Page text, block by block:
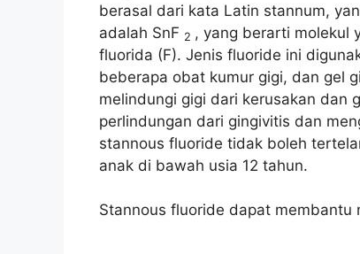
berasal dari kata Latin stannum,
adalah SnF 2 , yang berarti molekul
fluorida (F). Jenis fluoride ini
beberapa obat kumur gigi, dan gel
melindungi gigi dari kerusakan dan
perlindungan dari gingivitis dan
stannous fluoride tidak boleh
anak di bawah usia 12 tahun.
Stannous fluoride dapat membantu